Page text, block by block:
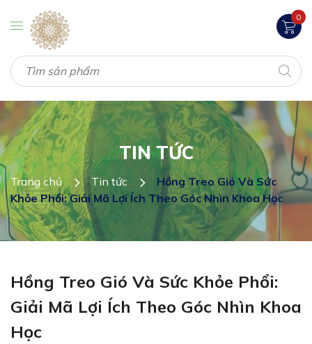
0
TIN TỨC
Trang chủ Tin tức
Hồng Treo Gió Và Sức
Khỏe Phổi: Giải Mã Lợi Ích Theo Góc Nhìn Khoa Học
Hồng Treo Gió Và Sức Khỏe Phổi:
Giải Mã Lợi Ích Theo Góc Nhìn Khoa
Học